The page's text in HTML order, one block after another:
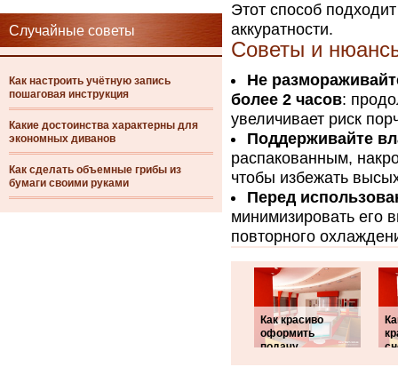
Случайные советы
Как настроить учётную запись
пошаговая инструкция
Какие достоинства характерны для
экономных диванов
Как сделать объемные грибы из
бумаги своими руками
Этот способ
аккуратности.
Советы и
Не
более 2 часов:
увеличивает риск
Поддерживайте
распакованным,
чтобы избежать
Перед
минимизировать его
повторного
Как красиво
оформить
подачу